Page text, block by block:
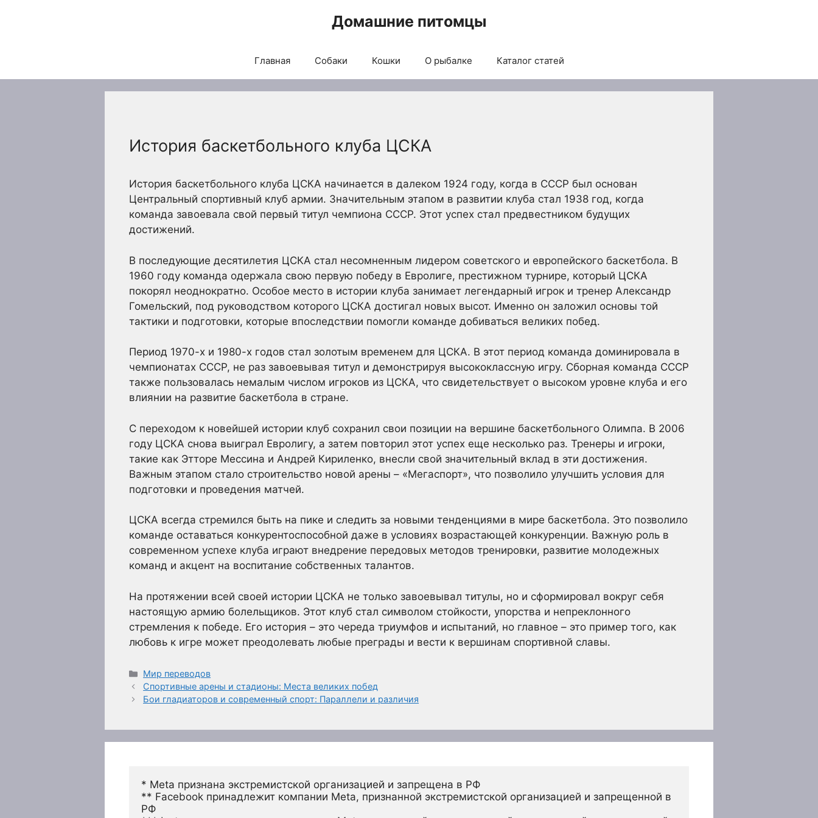
Домашние питомцы
Главная Собаки Кошки О рыбалке Каталог статей
История баскетбольного клуба ЦСКА
История баскетбольного клуба ЦСКА начинается в далеком 1924 году, когда в СССР был основан
Центральный спортивный клуб армии. Значительным этапом в развитии клуба стал 1938 год, когда
команда завоевала свой первый титул чемпиона СССР. Этот успех стал предвестником будущих
достижений.
В последующие десятилетия ЦСКА стал несомненным лидером советского и европейского баскетбола. В
1960 году команда одержала свою первую победу в Евролиге, престижном турнире, который ЦСКА
покорял неоднократно. Особое место в истории клуба занимает легендарный игрок и тренер Александр
Гомельский, под руководством которого ЦСКА достигал новых высот. Именно он заложил основы той
тактики и подготовки, которые впоследствии помогли команде добиваться великих побед.
Период 1970-х и 1980-х годов стал золотым временем для ЦСКА. В этот период команда доминировала в
чемпионатах СССР, не раз завоевывая титул и демонстрируя высококлассную игру. Сборная команда СССР
также пользовалась немалым числом игроков из ЦСКА, что свидетельствует о высоком уровне клуба и его
влиянии на развитие баскетбола в стране.
С переходом к новейшей истории клуб сохранил свои позиции на вершине баскетбольного Олимпа. В 2006
году ЦСКА снова выиграл Евролигу, а затем повторил этот успех еще несколько раз. Тренеры и игроки,
такие как Этторе Мессина и Андрей Кириленко, внесли свой значительный вклад в эти достижения.
Важным этапом стало строительство новой арены – «Мегаспорт», что позволило улучшить условия для
подготовки и проведения матчей.
ЦСКА всегда стремился быть на пике и следить за новыми тенденциями в мире баскетбола. Это позволило
команде оставаться конкурентоспособной даже в условиях возрастающей конкуренции. Важную роль в
современном успехе клуба играют внедрение передовых методов тренировки, развитие молодежных
команд и акцент на воспитание собственных талантов.
На протяжении всей своей истории ЦСКА не только завоевывал титулы, но и сформировал вокруг себя
настоящую армию болельщиков. Этот клуб стал символом стойкости, упорства и непреклонного
стремления к победе. Его история – это череда триумфов и испытаний, но главное – это пример того, как
любовь к игре может преодолевать любые преграды и вести к вершинам спортивной славы.
Рубрики
Мир переводов
Спортивные арены и стадионы: Места великих побед
Бои гладиаторов и современный спорт: Параллели и различия
* Meta признана экстремистской организацией и запрещена в РФ
** Facebook принадлежит компании Meta, признанной экстремистской организацией и запрещенной в
РФ